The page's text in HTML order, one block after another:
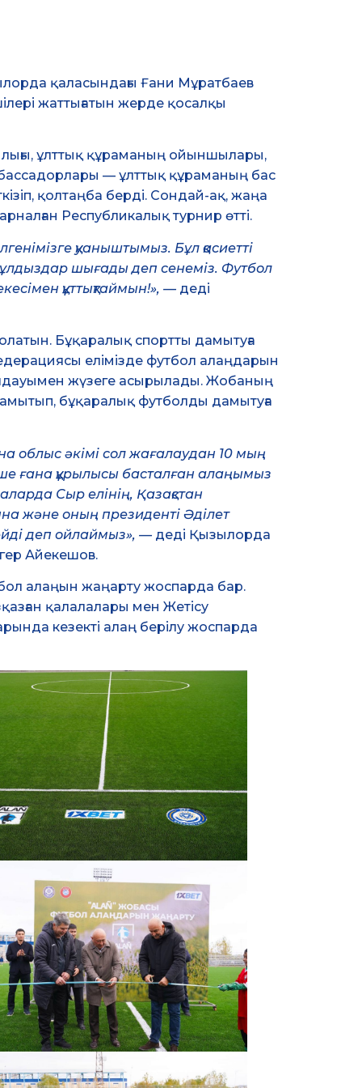
қаласындағы Ғани Мұратбаев
жаттығатын жерде қосалқы
ұлттық құраманың ойыншылары,
— ұлттық құраманың бас
қолтаңба берді. Сондай-ақ, жаңа
Республикалық турнир өтті.
қуаныштымыз. Бұл қасиетті
шығады деп сенеміз. Футбол
құттықтаймын!», — деді
Бұқаралық спортты дамытуға
елімізде футбол алаңдарын
жүзеге асырылады. Жобаның
бұқаралық футболды дамытуға
облыс әкімі сол жағалаудан 10 мың
ғана құрылысы басталған алаңымыз
Сыр елінің, Қазақстан
және оның президенті Әділет
деп ойлаймыз», — деді Қызылорда
Айекешов.
алаңын жаңарту жоспарда бар.
қалалалары мен Жетісу
кезекті алаң берілу жоспарда